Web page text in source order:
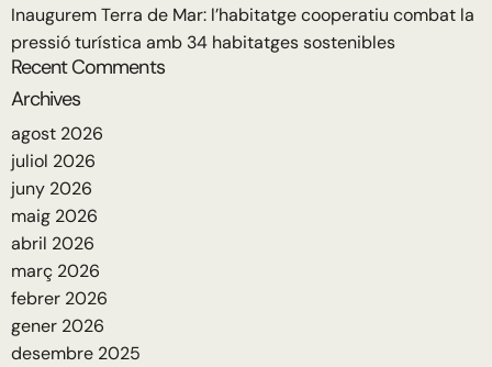
Inaugurem Terra de Mar: l’habitatge cooperatiu combat la
pressió turística amb 34 habitatges sostenibles
Recent Comments
Archives
agost 2026
juliol 2026
juny 2026
maig 2026
abril 2026
març 2026
febrer 2026
gener 2026
desembre 2025